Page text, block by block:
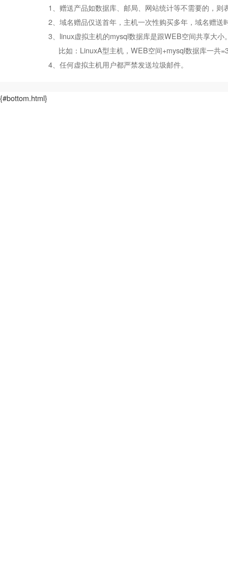
元/年
立即购买
元/年
立即购买
版本：Mysql5.x
机房线路：电信、
元/年
立即购买
1、赠送产品如数据库、邮局、网站统计等不需要的，则
2、域名赠品仅送首年，主机一次性购买多年，域名赠送
3、linux虚拟主机的mysql数据库是跟WEB空间共享大小
比如：LinuxA型主机，WEB空间+mysql数据库一共
4、任何虚拟主机用户都严禁发送垃圾邮件。
{#bottom.html}